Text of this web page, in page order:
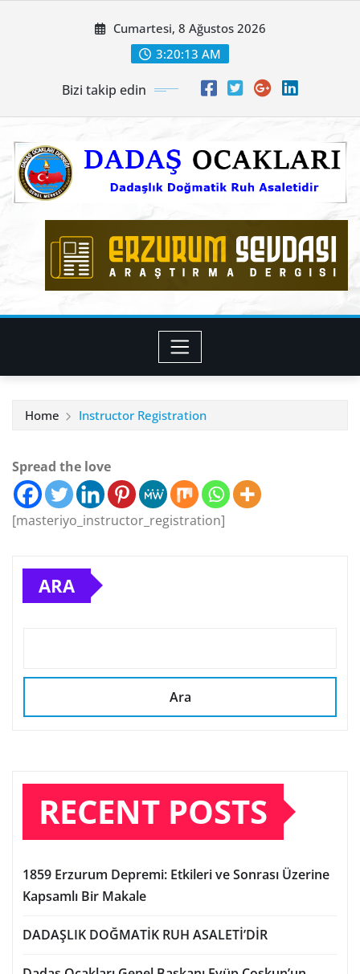
Cumartesi, 8 Ağustos 2026
3:20:13 AM
Bizi takip edin
Home Instructor Registration
Spread the love
[masteriyo_instructor_registration]
ARA
Ara
RECENT POSTS
1859 Erzurum Depremi: Etkileri ve Sonrası Üzerine
Kapsamlı Bir Makale
DADAŞLIK DOĞMATİK RUH ASALETİ’DİR